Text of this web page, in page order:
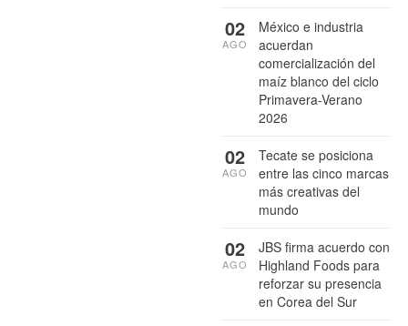
México e industria
acuerdan
comercialización del
maíz blanco del ciclo
Primavera-Verano
2026
02
AGO
Tecate se posiciona
entre las cinco marcas
más creativas del
mundo
02
AGO
JBS firma acuerdo con
Highland Foods para
reforzar su presencia
en Corea del Sur
02
AGO